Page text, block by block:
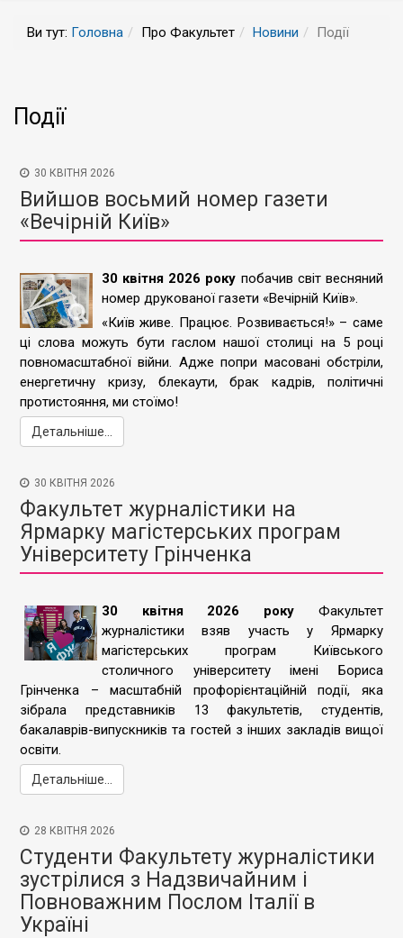
Ви тут: Головна Про Факультет Новини Події
Події
30 КВІТНЯ 2026
Вийшов восьмий номер газети
«Вечірній Київ»
30 квітня 2026 року побачив світ весняний
номер друкованої газети «Вечірній Київ».
«Київ живе. Працює. Розвивається!» – саме
ці слова можуть бути гаслом нашої столиці на 5 році
повномасштабної війни. Адже попри масовані обстріли,
енергетичну кризу, блекаути, брак кадрів, політичні
протистояння, ми стоїмо!
Детальніше...
30 КВІТНЯ 2026
Факультет журналістики на
Ярмарку магістерських програм
Університету Грінченка
30 квітня 2026 року Факультет
журналістики взяв участь у Ярмарку
магістерських програм Київського
столичного університету імені Бориса
Грінченка – масштабній профорієнтаційній події, яка
зібрала представників 13 факультетів, студентів,
бакалаврів-випускників та гостей з інших закладів вищої
освіти.
Детальніше...
28 КВІТНЯ 2026
Студенти Факультету журналістики
зустрілися з Надзвичайним і
Повноважним Послом Італії в
Україні